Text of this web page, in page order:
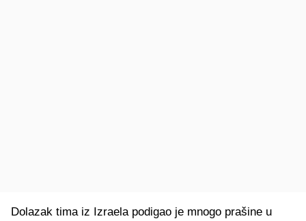
Dolazak tima iz Izraela podigao je mnogo prašine u